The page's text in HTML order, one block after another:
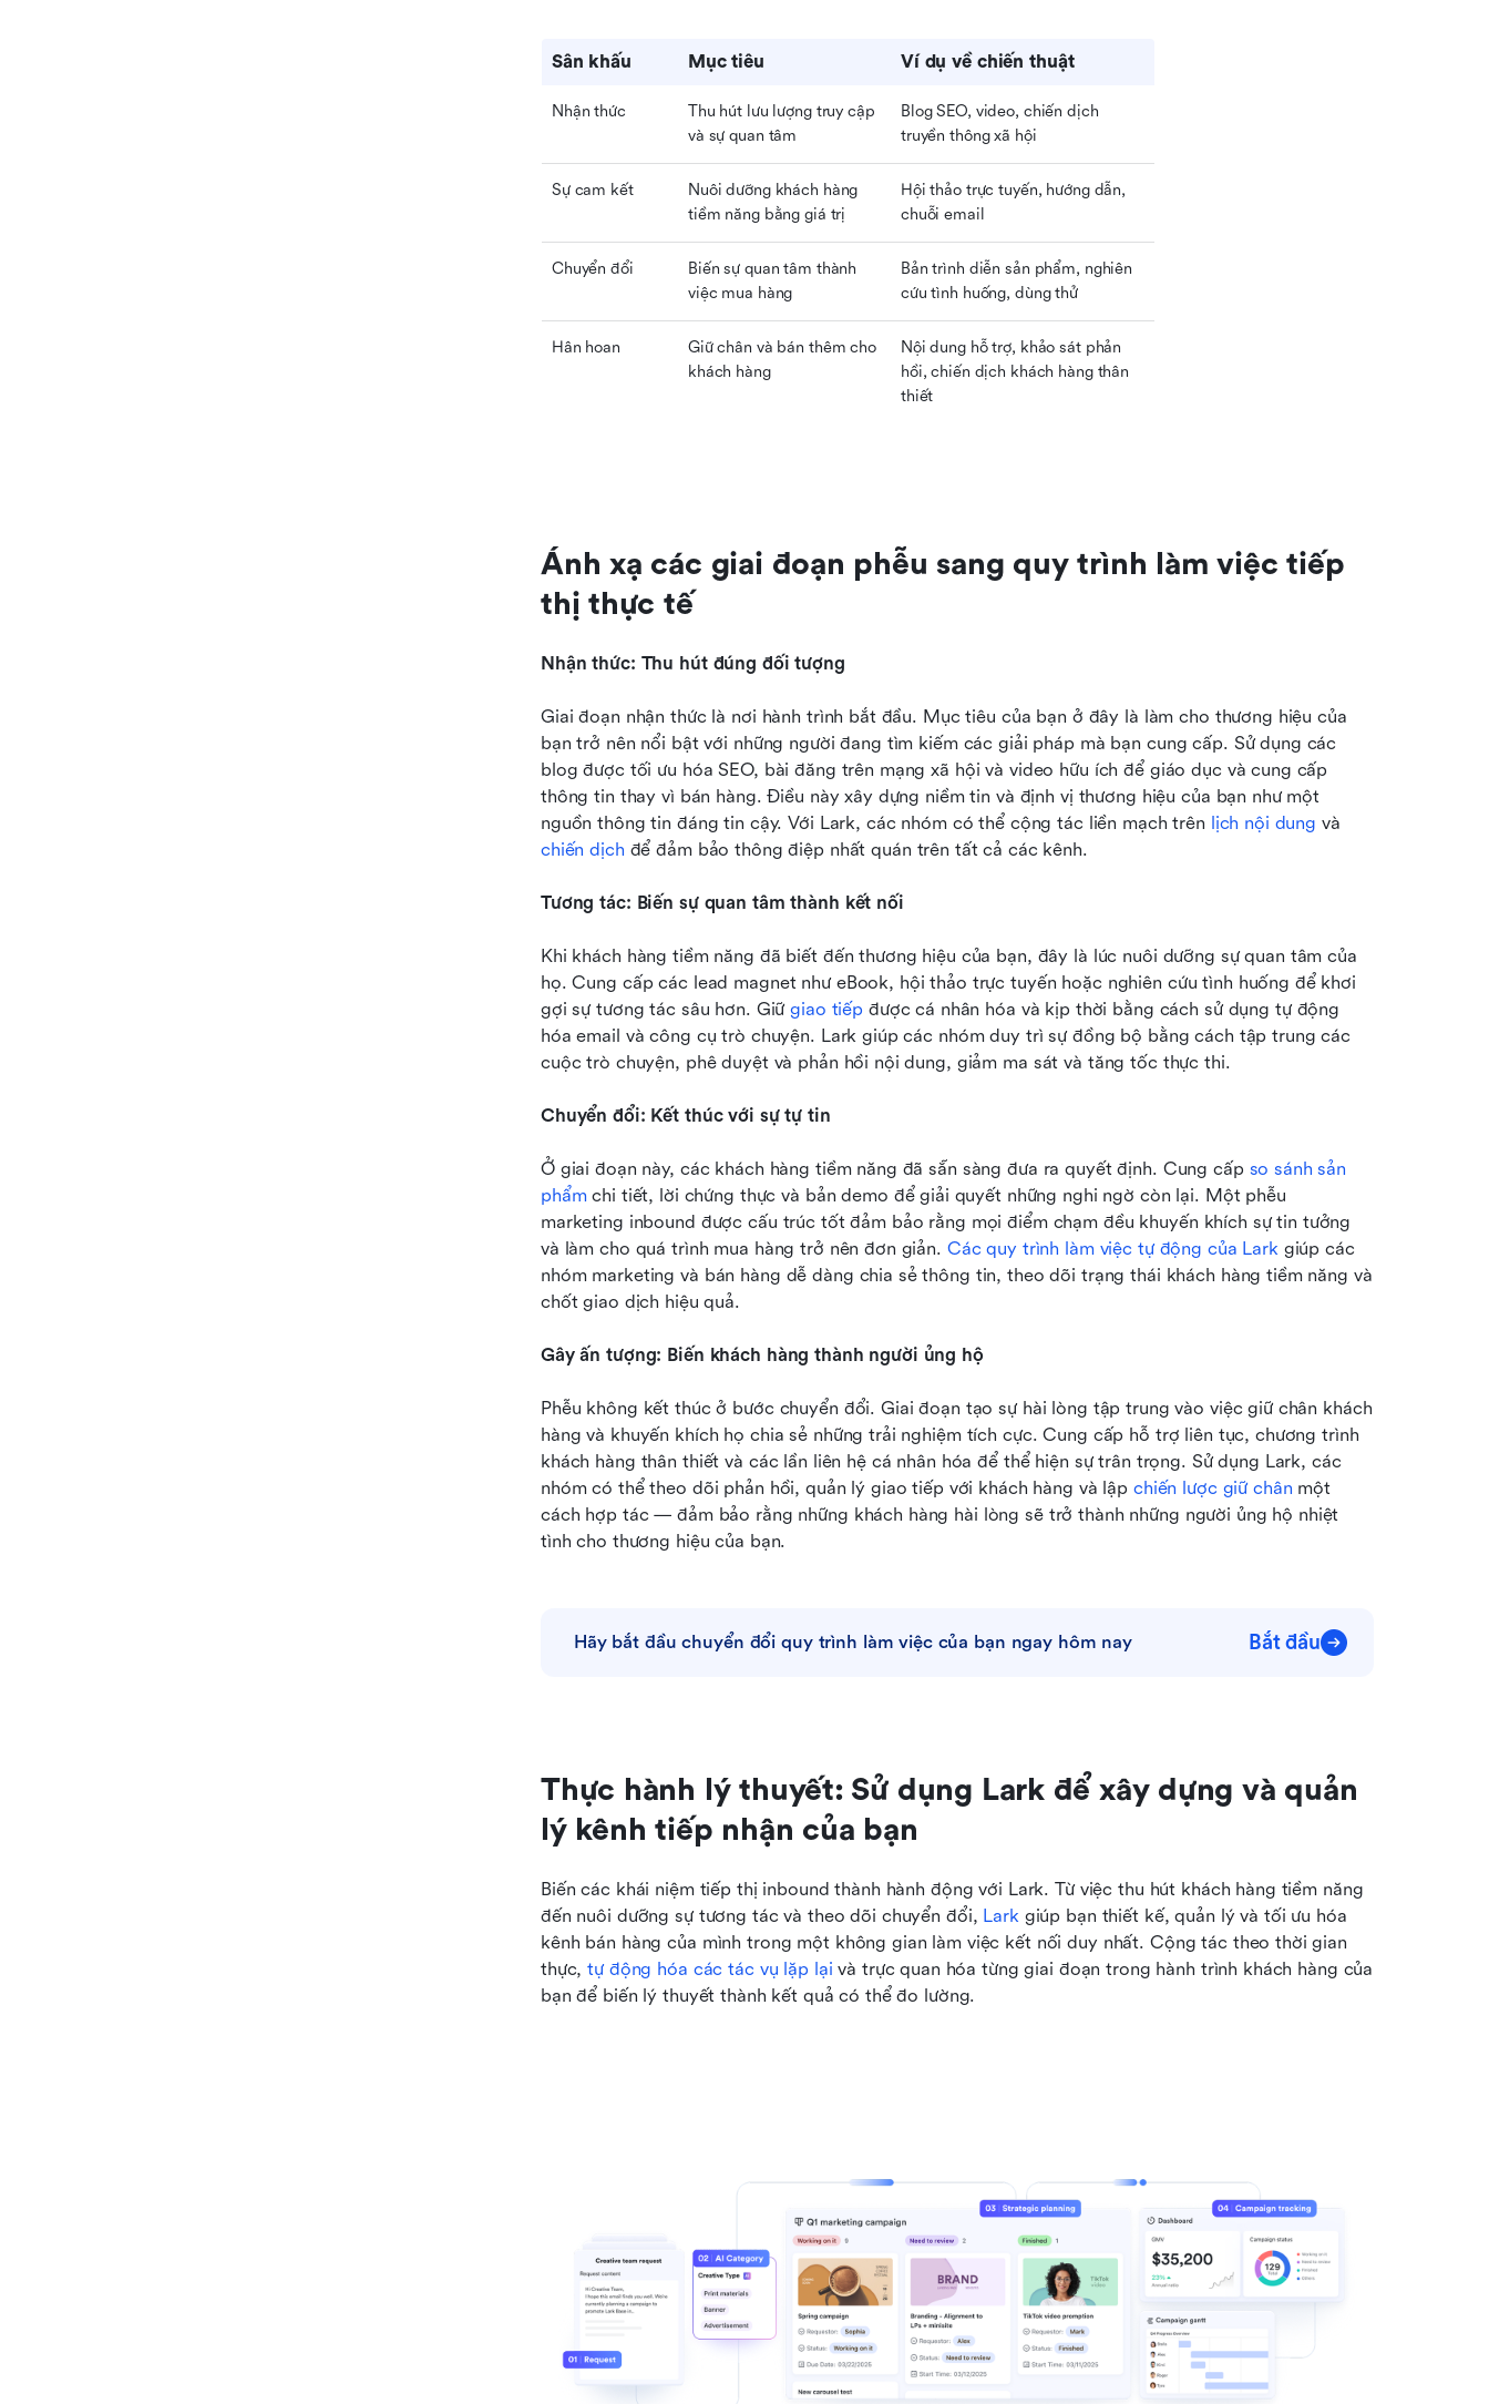
Sân khấu Mục tiêu Ví dụ về chiến thuật
Nhận thức
Thu hút lưu lượng truy cập
và sự quan tâm
Blog SEO, video, chiến dịch
truyền thông xã hội
Sự cam kết
Nuôi dưỡng khách hàng
tiềm năng bằng giá trị
Hội thảo trực tuyến, hướng dẫn,
chuỗi email
Chuyển đổi
Biến sự quan tâm thành
việc mua hàng
Bản trình diễn sản phẩm, nghiên
cứu tình huống, dùng thử
Hân hoan
Giữ chân và bán thêm cho
khách hàng
Nội dung hỗ trợ, khảo sát phản
hồi, chiến dịch khách hàng thân
thiết
Ánh xạ các giai đoạn phễu sang quy trình làm việc tiếp
thị thực tế
Nhận thức: Thu hút đúng đối tượng
Giai đoạn nhận thức là nơi hành trình bắt đầu. Mục tiêu của bạn ở đây là làm cho thương hiệu của
bạn trở nên nổi bật với những người đang tìm kiếm các giải pháp mà bạn cung cấp. Sử dụng các
blog được tối ưu hóa SEO, bài đăng trên mạng xã hội và video hữu ích để giáo dục và cung cấp
thông tin thay vì bán hàng. Điều này xây dựng niềm tin và định vị thương hiệu của bạn như một
nguồn thông tin đáng tin cậy. Với Lark, các nhóm có thể cộng tác liền mạch trên lịch nội dung
chiến dịch để đảm bảo thông điệp nhất quán trên tất cả các kênh.
Tương tác: Biến sự quan tâm thành kết nối
Khi khách hàng tiềm năng đã biết đến thương hiệu của bạn, đây là lúc nuôi dưỡng sự quan tâm của
họ. Cung cấp các lead magnet như eBook, hội thảo trực tuyến hoặc nghiên cứu tình huống để khơi
gợi sự tương tác sâu hơn. Giữ giao tiếp được cá nhân hóa và kịp thời bằng cách sử dụng tự động
hóa email và công cụ trò chuyện. Lark giúp các nhóm duy trì sự đồng bộ bằng cách tập trung các
cuộc trò chuyện, phê duyệt và phản hồi nội dung, giảm ma sát và tăng tốc thực thi.
Chuyển đổi: Kết thúc với sự tự tin
Ở giai đoạn này, các khách hàng tiềm năng đã sẵn sàng đưa ra quyết định. Cung cấp so sánh sản
phẩm chi tiết, lời chứng thực và bản demo để giải quyết những nghi ngờ còn lại. Một phễu
marketing inbound được cấu trúc tốt đảm bảo rằng mọi điểm chạm đều khuyến khích sự tin tưởng
và làm cho quá trình mua hàng trở nên đơn giản. Các quy trình làm việc tự động của Lark giúp các
nhóm marketing và bán hàng dễ dàng chia sẻ thông tin, theo dõi trạng thái khách hàng tiềm năng và
chốt giao dịch hiệu quả.
Gây ấn tượng: Biến khách hàng thành người ủng hộ
Phễu không kết thúc ở bước chuyển đổi. Giai đoạn tạo sự hài lòng tập trung vào việc giữ chân khách
hàng và khuyến khích họ chia sẻ những trải nghiệm tích cực. Cung cấp hỗ trợ liên tục, chương trình
khách hàng thân thiết và các lần liên hệ cá nhân hóa để thể hiện sự trân trọng. Sử dụng Lark, các
nhóm có thể theo dõi phản hồi, quản lý giao tiếp với khách hàng và lập chiến lược giữ chân một
cách hợp tác — đảm bảo rằng những khách hàng hài lòng sẽ trở thành những người ủng hộ nhiệt
tình cho thương hiệu của bạn.
Hãy bắt đầu chuyển đổi quy trình làm việc của bạn ngay hôm nay Bắt đầu
Thực hành lý thuyết: Sử dụng Lark để xây dựng và quản
lý kênh tiếp nhận của bạn
Biến các khái niệm tiếp thị inbound thành hành động với Lark. Từ việc thu hút khách hàng tiềm năng
đến nuôi dưỡng sự tương tác và theo dõi chuyển đổi, Lark giúp bạn thiết kế, quản lý và tối ưu hóa
kênh bán hàng của mình trong một không gian làm việc kết nối duy nhất. Cộng tác theo thời gian
thực, tự động hóa các tác vụ lặp lại và trực quan hóa từng giai đoạn trong hành trình khách hàng của
bạn để biến lý thuyết thành kết quả có thể đo lường.